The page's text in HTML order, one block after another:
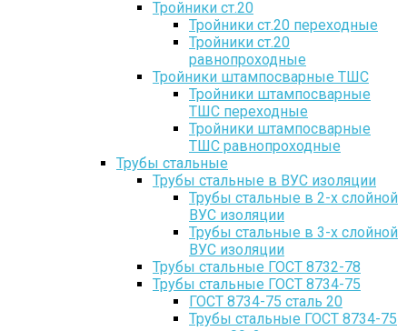
Тройники ст.20
Тройники ст.20 переходные
Тройники ст.20
равнопроходные
Тройники штампосварные ТШС
Тройники штампосварные
ТШС переходные
Тройники штампосварные
ТШС равнопроходные
Трубы стальные
Трубы стальные в ВУС изоляции
Трубы стальные в 2-х слойной
ВУС изоляции
Трубы стальные в 3-х слойной
ВУС изоляции
Трубы стальные ГОСТ 8732-78
Трубы стальные ГОСТ 8734-75
ГОСТ 8734-75 сталь 20
Трубы стальные ГОСТ 8734-75